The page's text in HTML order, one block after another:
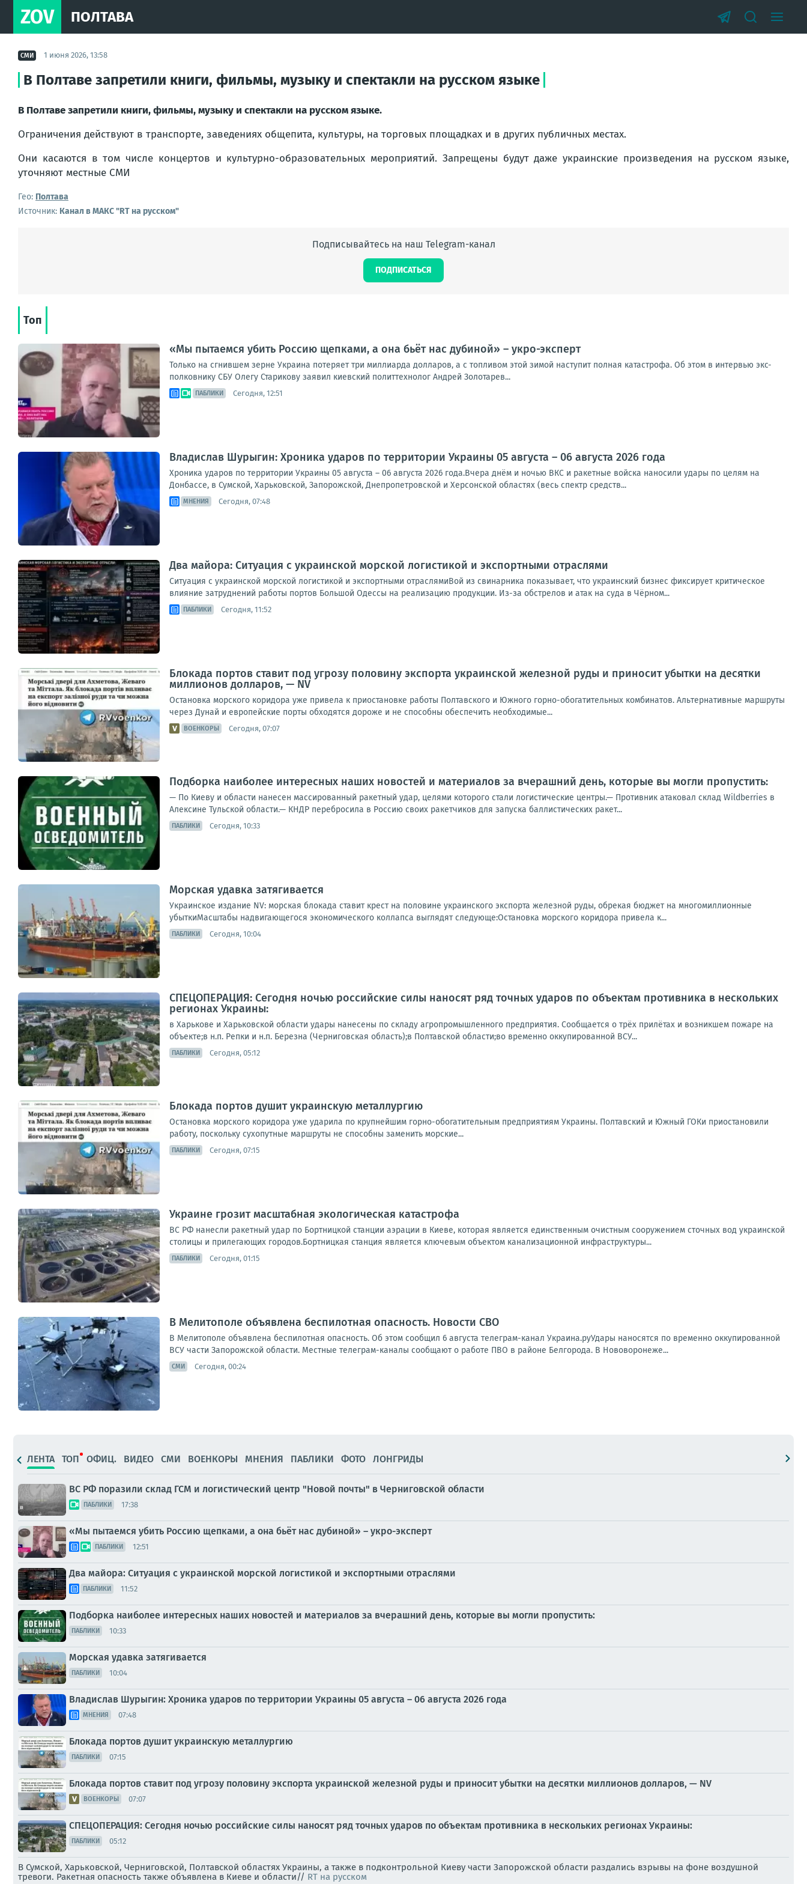
ZOV ПОЛТАВА
СМИ 1 июня 2026, 13:58
В Полтаве запретили книги, фильмы, музыку и спектакли на русском языке
В Полтаве запретили книги, фильмы, музыку и спектакли на русском языке.
Ограничения действуют в транспорте, заведениях общепита, культуры, на торговых площадках и в других публичных местах.
Они касаются в том числе концертов и культурно-образовательных мероприятий. Запрещены будут даже украинские произведения на русском языке,
уточняют местные СМИ
Гео: Полтава
Источник: Канал в МАКС "RT на русском"
Подписывайтесь на наш Telegram-канал
ПОДПИСАТЬСЯ
Топ
«Мы пытаемся убить Россию щепками, а она бьёт нас дубиной» – укро-эксперт
Только на сгнившем зерне Украина потеряет три миллиарда долларов, а с топливом этой зимой наступит полная катастрофа. Об этом в интервью экс-
полковнику СБУ Олегу Старикову заявил киевский политтехнолог Андрей Золотарев...
ПАБЛИКИ Сегодня, 12:51
Владислав Шурыгин: Хроника ударов по территории Украины 05 августа – 06 августа 2026 года
Хроника ударов по территории Украины 05 августа – 06 августа 2026 года.Вчера днём и ночью ВКС и ракетные войска наносили удары по целям на
Донбассе, в Сумской, Харьковской, Запорожской, Днепропетровской и Херсонской областях (весь спектр средств...
МНЕНИЯ Сегодня, 07:48
Два майора: Ситуация с украинской морской логистикой и экспортными отраслями
Ситуация с украинской морской логистикой и экспортными отраслямиВой из свинарника показывает, что украинский бизнес фиксирует критическое
влияние затруднений работы портов Большой Одессы на реализацию продукции. Из-за обстрелов и атак на суда в Чёрном...
ПАБЛИКИ Сегодня, 11:52
Блокада портов ставит под угрозу половину экспорта украинской железной руды и приносит убытки на десятки
миллионов долларов, — NV
Остановка морского коридора уже привела к приостановке работы Полтавского и Южного горно-обогатительных комбинатов. Альтернативные маршруты
через Дунай и европейские порты обходятся дороже и не способны обеспечить необходимые...
ВОЕНКОРЫ Сегодня, 07:07
Подборка наиболее интересных наших новостей и материалов за вчерашний день, которые вы могли пропустить:
— По Киеву и области нанесен массированный ракетный удар, целями которого стали логистические центры.— Противник атаковал склад Wildberries в
Алексине Тульской области.— КНДР перебросила в Россию своих ракетчиков для запуска баллистических ракет...
ПАБЛИКИ Сегодня, 10:33
Морская удавка затягивается
Украинское издание NV: морская блокада ставит крест на половине украинского экспорта железной руды, обрекая бюджет на многомиллионные
убыткиМасштабы надвигающегося экономического коллапса выглядят следующе:Остановка морского коридора привела к...
ПАБЛИКИ Сегодня, 10:04
СПЕЦОПЕРАЦИЯ: Сегодня ночью российские силы наносят ряд точных ударов по объектам противника в нескольких
регионах Украины:
в Харькове и Харьковской области удары нанесены по складу агропромышленного предприятия. Сообщается о трёх прилётах и возникшем пожаре на
объекте;в н.п. Репки и н.п. Березна (Черниговская область);в Полтавской области;во временно оккупированной ВСУ...
ПАБЛИКИ Сегодня, 05:12
Блокада портов душит украинскую металлургию
Остановка морского коридора уже ударила по крупнейшим горно-обогатительным предприятиям Украины. Полтавский и Южный ГОКи приостановили
работу, поскольку сухопутные маршруты не способны заменить морские...
ПАБЛИКИ Сегодня, 07:15
Украине грозит масштабная экологическая катастрофа
ВС РФ нанесли ракетный удар по Бортницкой станции аэрации в Киеве, которая является единственным очистным сооружением сточных вод украинской
столицы и прилегающих городов.Бортницкая станция является ключевым объектом канализационной инфраструктуры...
ПАБЛИКИ Сегодня, 01:15
В Мелитополе объявлена беспилотная опасность. Новости СВО
В Мелитополе объявлена беспилотная опасность. Об этом сообщил 6 августа телеграм-канал Украина.руУдары наносятся по временно оккупированной
ВСУ части Запорожской области. Местные телеграм-каналы сообщают о работе ПВО в районе Белгорода. В Нововоронеже...
СМИ Сегодня, 00:24
ЛЕНТА ТОП ОФИЦ. ВИДЕО СМИ ВОЕНКОРЫ МНЕНИЯ ПАБЛИКИ ФОТО ЛОНГРИДЫ
ВС РФ поразили склад ГСМ и логистический центр "Новой почты" в Черниговской области
ПАБЛИКИ 17:38
«Мы пытаемся убить Россию щепками, а она бьёт нас дубиной» – укро-эксперт
ПАБЛИКИ 12:51
Два майора: Ситуация с украинской морской логистикой и экспортными отраслями
ПАБЛИКИ 11:52
Подборка наиболее интересных наших новостей и материалов за вчерашний день, которые вы могли пропустить:
ПАБЛИКИ 10:33
Морская удавка затягивается
ПАБЛИКИ 10:04
Владислав Шурыгин: Хроника ударов по территории Украины 05 августа – 06 августа 2026 года
МНЕНИЯ 07:48
Блокада портов душит украинскую металлургию
ПАБЛИКИ 07:15
Блокада портов ставит под угрозу половину экспорта украинской железной руды и приносит убытки на десятки миллионов долларов, — NV
ВОЕНКОРЫ 07:07
СПЕЦОПЕРАЦИЯ: Сегодня ночью российские силы наносят ряд точных ударов по объектам противника в нескольких регионах Украины:
ПАБЛИКИ 05:12
В Сумской, Харьковской, Черниговской, Полтавской областях Украины, а также в подконтрольной Киеву части Запорожской области раздались взрывы на фоне воздушной
тревоги. Ракетная опасность также объявлена в Киеве и области// RT на русском